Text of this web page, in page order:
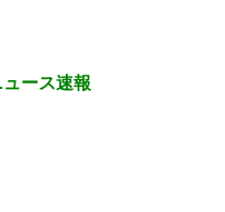
ース速報